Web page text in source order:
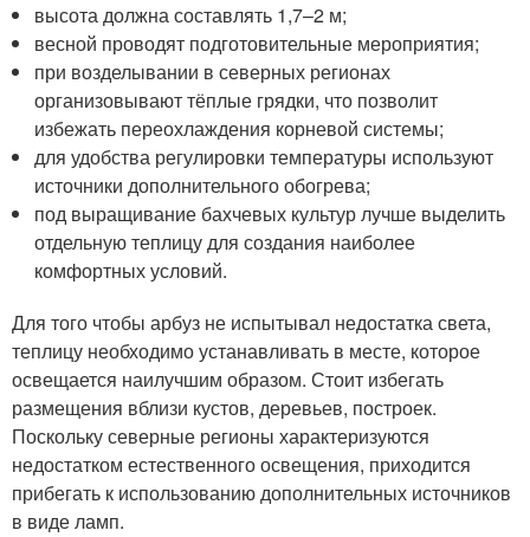
высота должна составлять 1,7–2 м;
весной проводят подготовительные мероприятия;
при возделывании в северных регионах
организовывают тёплые грядки, что позволит
избежать переохлаждения корневой системы;
для удобства регулировки температуры используют
источники дополнительного обогрева;
под выращивание бахчевых культур лучше выделить
отдельную теплицу для создания наиболее
комфортных условий.
Для того чтобы арбуз не испытывал недостатка света,
теплицу необходимо устанавливать в месте, которое
освещается наилучшим образом. Стоит избегать
размещения вблизи кустов, деревьев, построек.
Поскольку северные регионы характеризуются
недостатком естественного освещения, приходится
прибегать к использованию дополнительных источников
в виде ламп.